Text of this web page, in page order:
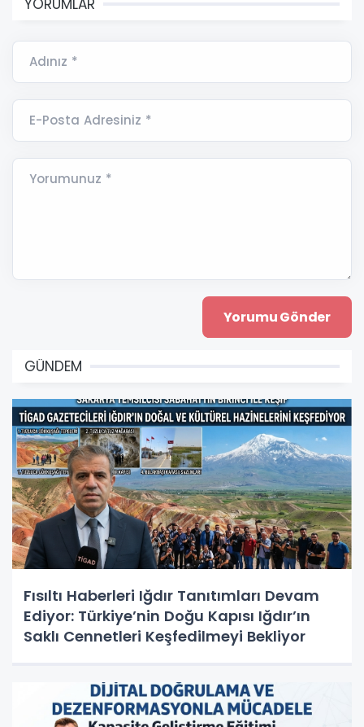
YORUMLAR
Adınız *
E-Posta Adresiniz *
Yorumunuz *
GÜNDEM
Fısıltı Haberleri Iğdır Tanıtımları Devam
Ediyor: Türkiye’nin Doğu Kapısı Iğdır’ın
Saklı Cennetleri Keşfedilmeyi Bekliyor